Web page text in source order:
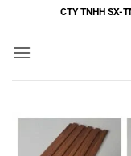
nội
CTY TNHH SX-